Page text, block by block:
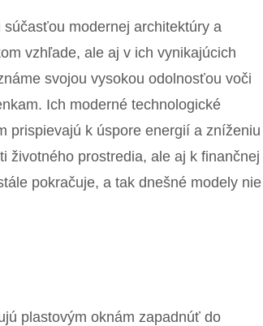
modernej architektúry a
vzhľade, ale aj v ich vynikajúcich
svojou vysokou odolnosťou voči
Ich moderné technologické
prispievajú k úspore energií a zníženiu
životného prostredia, ale aj k finančnej
pokračuje, a tak dnešné modely nie
plastovým oknám zapadnúť do